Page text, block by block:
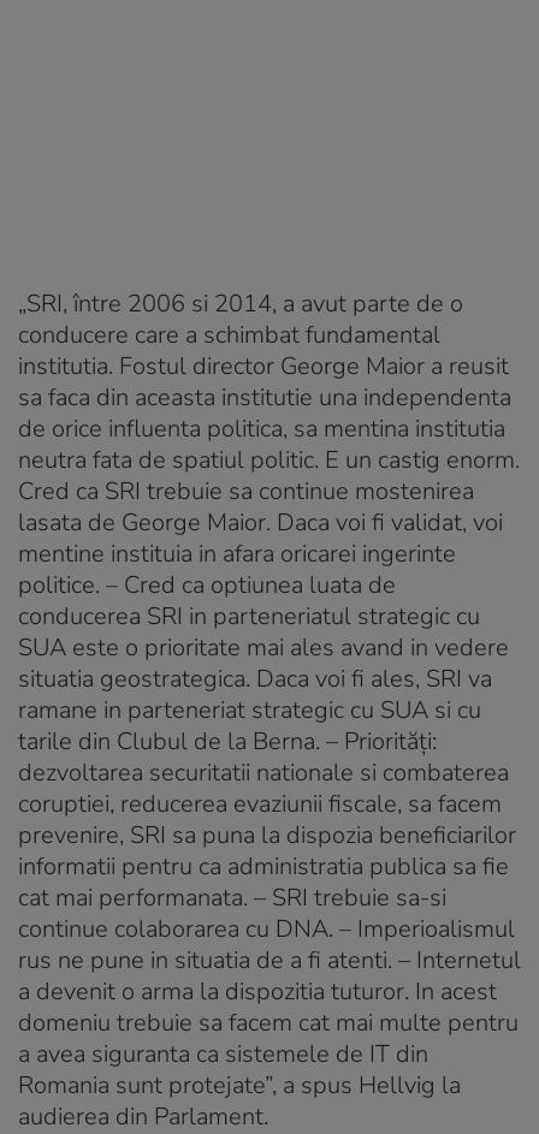
„SRI, între 2006 si 2014, a avut parte de o
conducere care a schimbat fundamental
institutia. Fostul director George Maior a reusit
sa faca din aceasta institutie una independenta
de orice influenta politica, sa mentina institutia
neutra fata de spatiul politic. E un castig enorm.
Cred ca SRI trebuie sa continue mostenirea
lasata de George Maior. Daca voi fi validat, voi
mentine instituia in afara oricarei ingerinte
politice. – Cred ca optiunea luata de
conducerea SRI in parteneriatul strategic cu
SUA este o prioritate mai ales avand in vedere
situatia geostrategica. Daca voi fi ales, SRI va
ramane in parteneriat strategic cu SUA si cu
tarile din Clubul de la Berna. – Priorităţi:
dezvoltarea securitatii nationale si combaterea
coruptiei, reducerea evaziunii fiscale, sa facem
prevenire, SRI sa puna la dispozia beneficiarilor
informatii pentru ca administratia publica sa fie
cat mai performanata. – SRI trebuie sa-si
continue colaborarea cu DNA. – Imperioalismul
rus ne pune in situatia de a fi atenti. – Internetul
a devenit o arma la dispozitia tuturor. In acest
domeniu trebuie sa facem cat mai multe pentru
a avea siguranta ca sistemele de IT din
Romania sunt protejate”, a spus Hellvig la
audierea din Parlament.